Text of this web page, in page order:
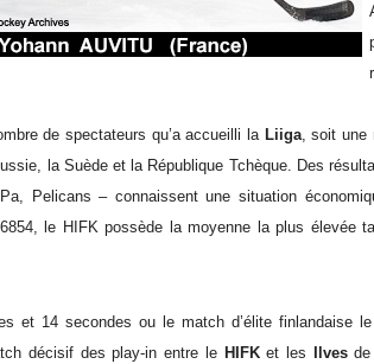
de spectateurs qu’a accueilli la Liiga, soit une
la Suède et la République Tchèque. Des
Pelicans – connaissent une situation
le HIFK possède la moyenne la plus élevée
et 14 secondes ou le match d’élite finlandaise
décisif des play-in entre le HIFKet les Ilvesde